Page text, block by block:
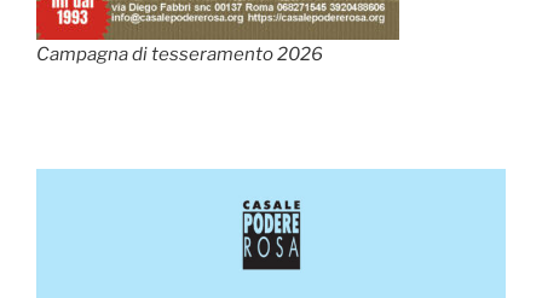
Campagna di tesseramento 2026